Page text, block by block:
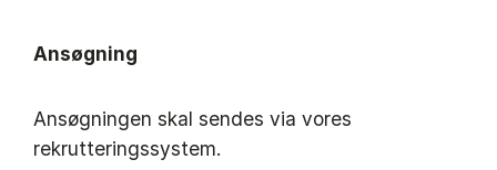
Ansøgning
Ansøgningen skal sendes via vores
rekrutteringssystem.